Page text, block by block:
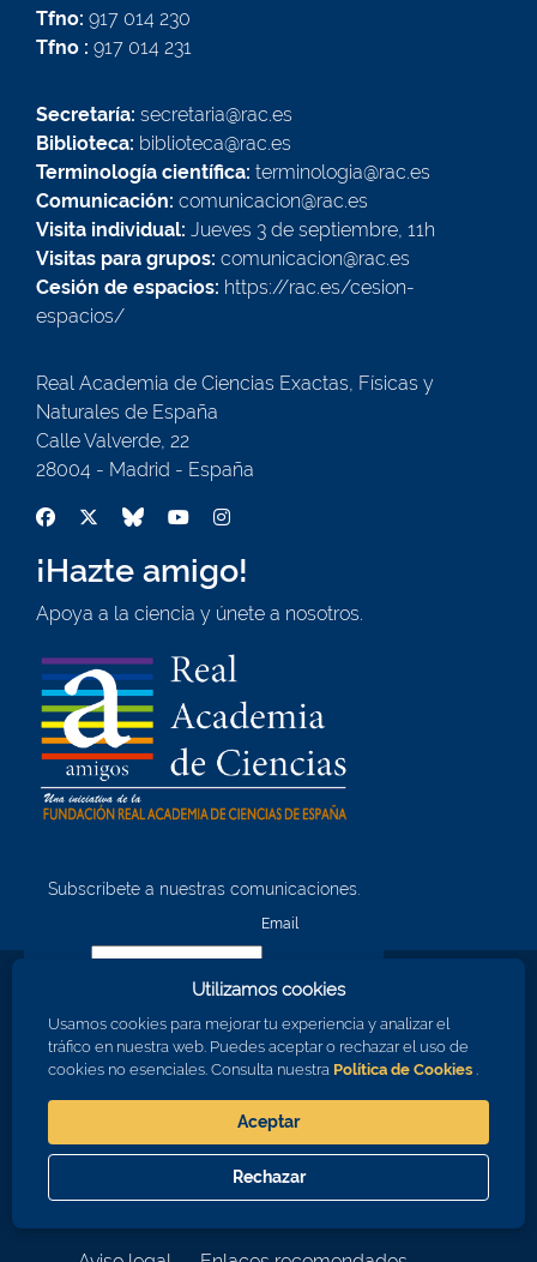
Tfno: 917 014 230
Tfno : 917 014 231
Secretaría: secretaria@rac.es
Biblioteca: biblioteca@rac.es
Terminología científica: terminologia@rac.es
Comunicación: comunicacion@rac.es
Visita individual: Jueves 3 de septiembre, 11h
Visitas para grupos: comunicacion@rac.es
Cesión de espacios: https://rac.es/cesion-
espacios/
Real Academia de Ciencias Exactas, Físicas y
Naturales de España
Calle Valverde, 22
28004 - Madrid - España
¡Hazte amigo!
Apoya a la ciencia y únete a nosotros.
Subscríbete a nuestras comunicaciones.
Email
Nombre
Apellidos
Consiento en recibir comunicaciones sobre los eventos de la RAC
Aceptar Cerrar
Utilizamos cookies
Usamos cookies para mejorar tu experiencia y analizar el
tráfico en nuestra web. Puedes aceptar o rechazar el uso de
cookies no esenciales. Consulta nuestra Política de Cookies .
Aceptar
Rechazar